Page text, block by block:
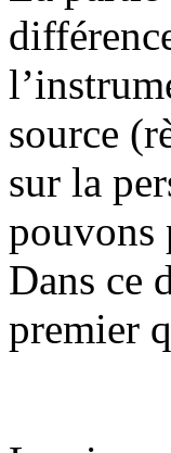
source
sur la
pouvons
Dans ce
premier